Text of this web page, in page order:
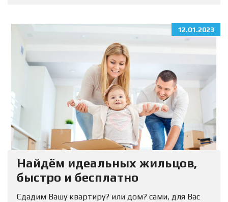
12.01.2023
Найдём идеальных жильцов,
быстро и бесплатно
Сдадим Вашу квартиру? или дом? сами, для Вас